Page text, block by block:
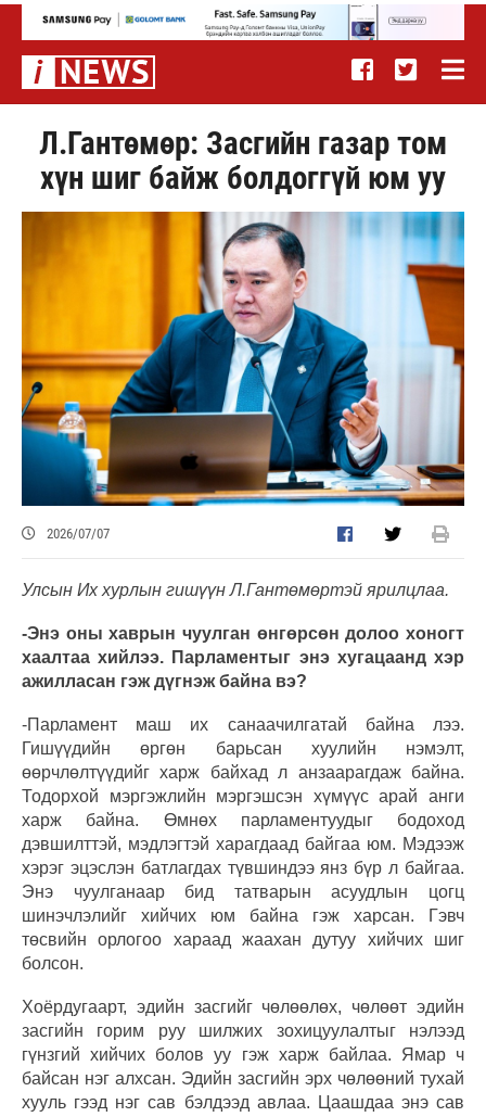
Л.Гантөмөр: Засгийн газар том
хүн шиг байж болдоггүй юм уу
2026/07/07
Улсын Их хурлын гишүүн Л.Гантөмөртэй ярилцлаа.
-Энэ оны хаврын чуулган өнгөрсөн долоо хоногт
хаалтаа хийлээ. Парламентыг энэ хугацаанд хэр
ажилласан гэж дүгнэж байна вэ?
-Парламент маш их санаачилгатай байна лээ.
Гишүүдийн өргөн барьсан хуулийн нэмэлт,
өөрчлөлтүүдийг харж байхад л анзаарагдаж байна.
Тодорхой мэргэжлийн мэргэшсэн хүмүүс арай анги
харж байна. Өмнөх парламентуудыг бодоход
дэвшилттэй, мэдлэгтэй харагдаад байгаа юм. Мэдээж
хэрэг эцэслэн батлагдах түвшиндээ янз бүр л байгаа.
Энэ чуулганаар бид татварын асуудлын цогц
шинэчлэлийг хийчих юм байна гэж харсан. Гэвч
төсвийн орлогоо хараад жаахан дутуу хийчих шиг
болсон.
Хоёрдугаарт, эдийн засгийг чөлөөлөх, чөлөөт эдийн
засгийн горим руу шилжих зохицуулалтыг нэлээд
гүнзгий хийчих болов уу гэж харж байлаа. Ямар ч
байсан нэг алхсан. Эдийн засгийн эрх чөлөөний тухай
хууль гээд нэг сав бэлдээд авлаа. Цаашдаа энэ сав